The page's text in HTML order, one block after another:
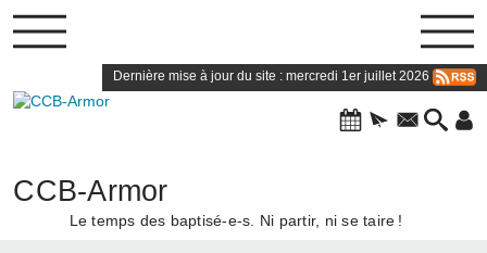
Dernière mise à jour du site : mercredi 1er juillet 2026
CCB-Armor
Le temps des baptisé-e-s. Ni partir, ni se taire !